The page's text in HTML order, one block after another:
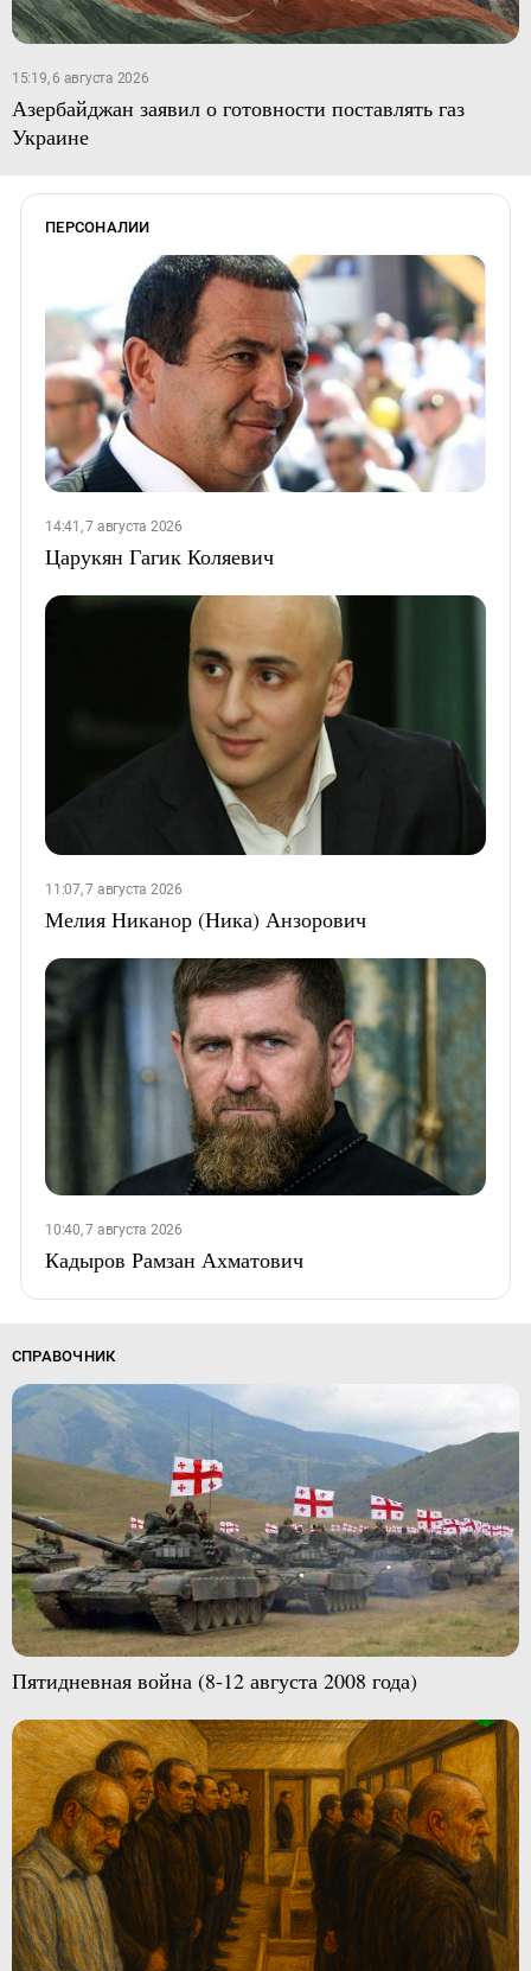
15:19, 6 августа 2026
Азербайджан заявил о готовности поставлять газ
Украине
ПЕРСОНАЛИИ
14:41, 7 августа 2026
Царукян Гагик Коляевич
11:07, 7 августа 2026
Мелия Никанор (Ника) Анзорович
10:40, 7 августа 2026
Кадыров Рамзан Ахматович
СПРАВОЧНИК
Пятидневная война (8-12 августа 2008 года)